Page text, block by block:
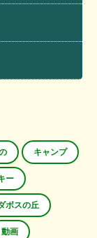
キャンプ
ー
ボスの丘
動画